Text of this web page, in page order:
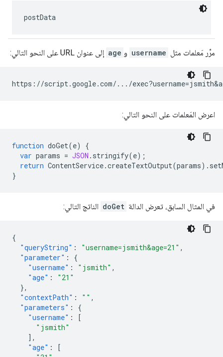
postData
مرِّر مَعلمات مثل username و age إلى عنوان URL على النحو التالي:
اعرض المَعلمات على النحو التالي:
function doGet(e)
{
var params = JSON . stringify(e);
return ContentService.createTextOutput(params).
}
في المثال السابق، تعرض الدالة doGet الناتج التالي:
{
"queryString" : "username=jsmith&age=21" ,
"parameter" :
{
"username" : "jsmith" ,
"age" :
"21"
},
"contextPath" : "" ,
"parameters" :
{
"username" :
[
"jsmith"
],
"age" :
[